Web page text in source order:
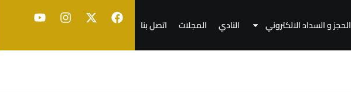
الحجز و السداد الالكتروني النادي المجلات اتصل بنا